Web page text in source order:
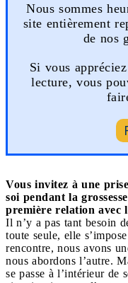
Nous sommes
site entièrement
de nos
Si vous
lecture, vous
Vous invitez à une
soi pendant la
première relation avec
Il n’y a pas tant besoin
toute seule, elle
rencontre, nous avons
nous abordons l’autre.
se passe à l’intérieur de